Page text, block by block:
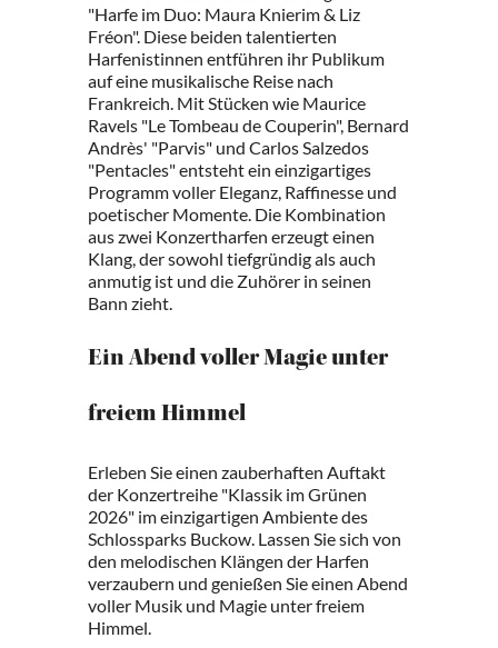
"Harfe im Duo: Maura Knierim & Liz
Fréon". Diese beiden talentierten
Harfenistinnen entführen ihr Publikum
auf eine musikalische Reise nach
Frankreich. Mit Stücken wie Maurice
Ravels "Le Tombeau de Couperin", Bernard
Andrès' "Parvis" und Carlos Salzedos
"Pentacles" entsteht ein einzigartiges
Programm voller Eleganz, Raffinesse und
poetischer Momente. Die Kombination
aus zwei Konzertharfen erzeugt einen
Klang, der sowohl tiefgründig als auch
anmutig ist und die Zuhörer in seinen
Bann zieht.
Ein Abend voller Magie unter
freiem Himmel
Erleben Sie einen zauberhaften Auftakt
der Konzertreihe "Klassik im Grünen
2026" im einzigartigen Ambiente des
Schlossparks Buckow. Lassen Sie sich von
den melodischen Klängen der Harfen
verzaubern und genießen Sie einen Abend
voller Musik und Magie unter freiem
Himmel.